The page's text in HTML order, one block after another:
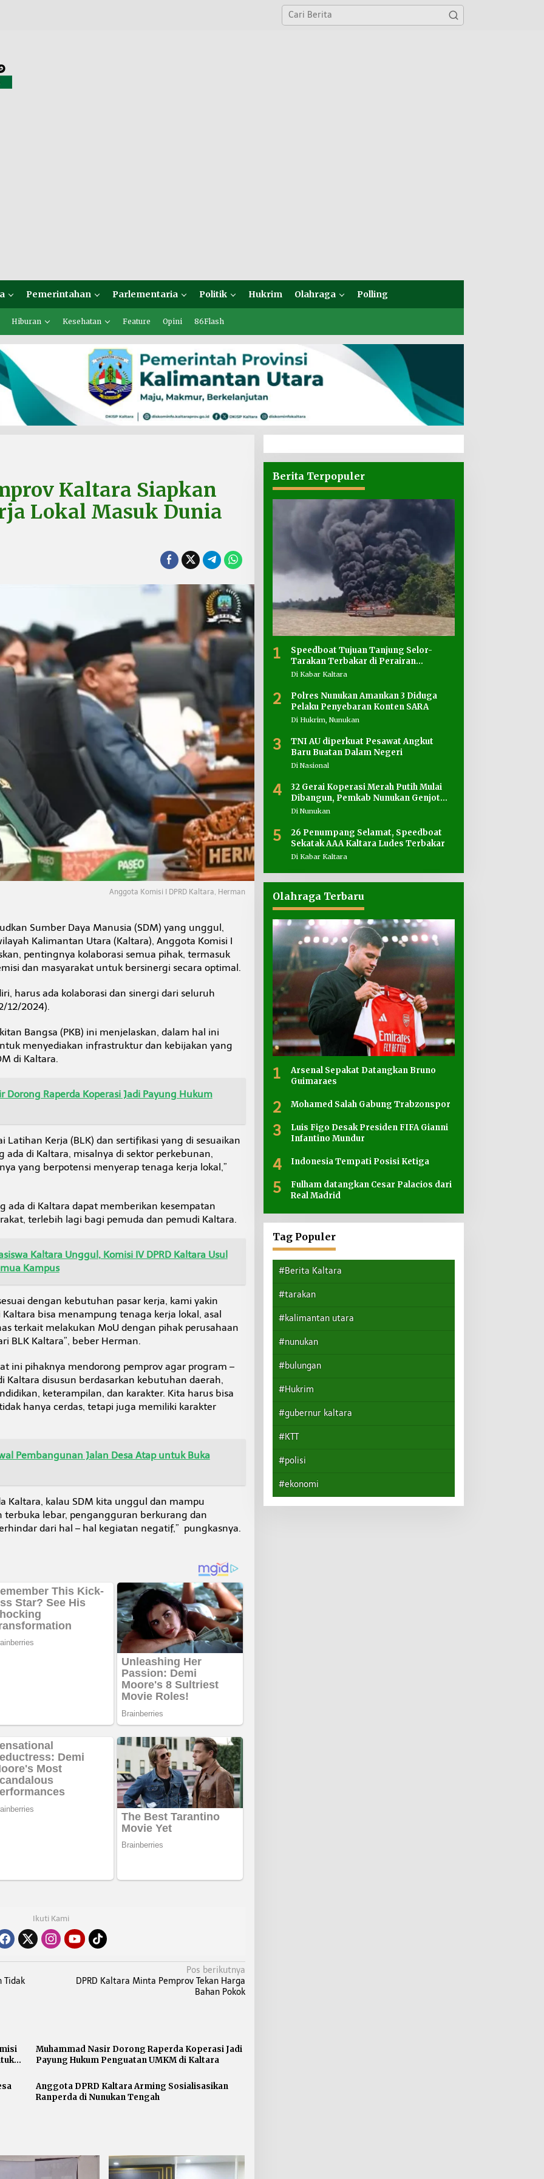
Pemerintahan Parlementaria Politik Hukrim Olahraga Polling
Hiburan Kesehatan Feature Opini 86Flash
Kaltara Siapkan
Lokal Masuk Dunia
Anggota Komisi I DPRD Kaltara, Herman
Sumber Daya Manusia (SDM) yang unggul,
Kalimantan Utara (Kaltara), Anggota Komisi I
pentingnya kolaborasi semua pihak, termasuk
dan masyarakat untuk bersinergi secara optimal.
harus ada kolaborasi dan sinergi dari seluruh
12/2024).
Bangsa (PKB) ini menjelaskan, dalam hal ini
menyediakan infrastruktur dan kebijakan yang
di Kaltara.
Dorong Raperda Koperasi Jadi Payung Hukum
Latihan Kerja (BLK) dan sertifikasi yang di sesuaikan
di Kaltara, misalnya di sektor perkebunan,
yang berpotensi menyerap tenaga kerja lokal,”
ada di Kaltara dapat memberikan kesempatan
terlebih lagi bagi pemuda dan pemudi Kaltara.
Kaltara Unggul, Komisi IV DPRD Kaltara Usul
Kampus
dengan kebutuhan pasar kerja, kami yakin
bisa menampung tenaga kerja lokal, asal
terkait melakukan MoU dengan pihak perusahaan
BLK Kaltara”, beber Herman.
ini pihaknya mendorong pemprov agar program –
Kaltara disusun berdasarkan kebutuhan daerah,
keterampilan, dan karakter. Kita harus bisa
hanya cerdas, tetapi juga memiliki karakter
Pembangunan Jalan Desa Atap untuk Buka
Kaltara, kalau SDM kita unggul dan mampu
terbuka lebar, pengangguran berkurang dan
dari hal – hal kegiatan negatif,” pungkasnya.
Ikuti Kami
Tidak
Pos berikutnya
DPRD Kaltara Minta Pemprov Tekan Harga
Bahan Pokok
Muhammad Nasir Dorong Raperda Koperasi Jadi
Payung Hukum Penguatan UMKM di Kaltara
Anggota DPRD Kaltara Arming Sosialisasikan
Ranperda di Nunukan Tengah
Berita Terpopuler
1
Speedboat Tujuan Tanjung Selor-
Tarakan Terbakar di Perairan
Salimbatu
Di Kabar Kaltara
2
Polres Nunukan Amankan 3 Diduga
Pelaku Penyebaran Konten SARA
Di Hukrim, Nunukan
3
TNI AU diperkuat Pesawat Angkut
Baru Buatan Dalam Negeri
Di Nasional
4
32 Gerai Koperasi Merah Putih Mulai
Dibangun, Pemkab Nunukan Genjot
Penyediaan Lahan
Di Nunukan
5
26 Penumpang Selamat, Speedboat
Sekatak AAA Kaltara Ludes Terbakar
Di Kabar Kaltara
Olahraga Terbaru
1
Arsenal Sepakat Datangkan Bruno
Guimaraes
2 Mohamed Salah Gabung Trabzonspor
3
Luis Figo Desak Presiden FIFA Gianni
Infantino Mundur
4 Indonesia Tempati Posisi Ketiga
5
Fulham datangkan Cesar Palacios dari
Real Madrid
Tag Populer
#Berita Kaltara
#tarakan
#kalimantan utara
#nunukan
#bulungan
#Hukrim
#gubernur kaltara
#KTT
#polisi
#ekonomi